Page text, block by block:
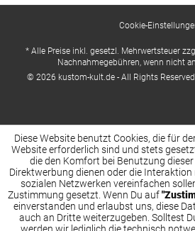
Cookie-
* Alle Preise inkl. gesetzl. Mehrwertsteuer
Nachnahmegebühren, wenn nicht
© 2026 kustom-kult.de - All Rights
Diese Website benutzt Cookies, die für
Website erforderlich sind und stets
die den Komfort bei Benutzung
Direktwerbung dienen oder die
sozialen Netzwerken vereinfachen
Zustimmung gesetzt. Wenn Du auf
einverstanden und erlaubst uns, diese
auch an Dritte weiterzugeben. Solltest